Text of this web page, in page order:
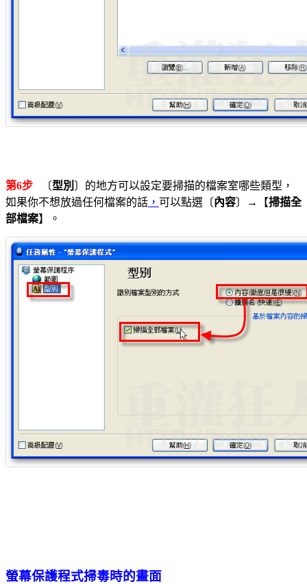
第6步 〔型別 〕的地方可以設定要掃描的檔案室哪些類型，
如果你不想放過任何檔案的話 ， 可以點選〔內容〕→【掃描全
部檔案】。
螢幕保護程式掃毒時的畫面